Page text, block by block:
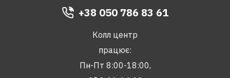
+38 050 786 83 61
Колл центр
працює:
Пн-Пт 8:00-18:00,